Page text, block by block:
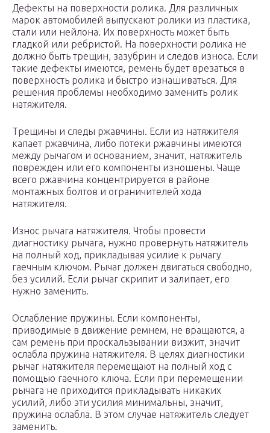
Дефекты на поверхности ролика. Для различных
марок автомобилей выпускают ролики из пластика,
стали или нейлона. Их поверхность может быть
гладкой или ребристой. На поверхности ролика не
должно быть трещин, зазубрин и следов износа. Если
такие дефекты имеются, ремень будет врезаться в
поверхность ролика и быстро изнашиваться. Для
решения проблемы необходимо заменить ролик
натяжителя.
Трещины и следы ржавчины. Если из натяжителя
капает ржавчина, либо потеки ржавчины имеются
между рычагом и основанием, значит, натяжитель
поврежден или его компоненты изношены. Чаще
всего ржавчина концентрируется в районе
монтажных болтов и ограничителей хода
натяжителя.
Износ рычага натяжителя. Чтобы провести
диагностику рычага, нужно провернуть натяжитель
на полный ход, прикладывая усилие к рычагу
гаечным ключом. Рычаг должен двигаться свободно,
без усилий. Если рычаг скрипит и залипает, его
нужно заменить.
Ослабление пружины. Если компоненты,
приводимые в движение ремнем, не вращаются, а
сам ремень при проскальзывании визжит, значит
ослабла пружина натяжителя. В целях диагностики
рычаг натяжителя перемещают на полный ход с
помощью гаечного ключа. Если при перемещении
рычага не приходится прикладывать никаких
усилий, либо эти усилия минимальны, значит,
пружина ослабла. В этом случае натяжитель следует
заменить.